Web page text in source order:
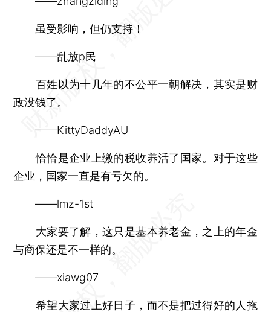
虽受影响，但仍支持！
——乱放p民
百姓以为十几年的不公平一朝解决，其实是财
政没钱了。
——KittyDaddyAU
恰恰是企业上缴的税收养活了国家。对于这些
企业，国家一直是有亏欠的。
——lmz-1st
大家要了解，这只是基本养老金，之上的年金
与商保还是不一样的。
——xiawg07
希望大家过上好日子，而不是把过得好的人拖